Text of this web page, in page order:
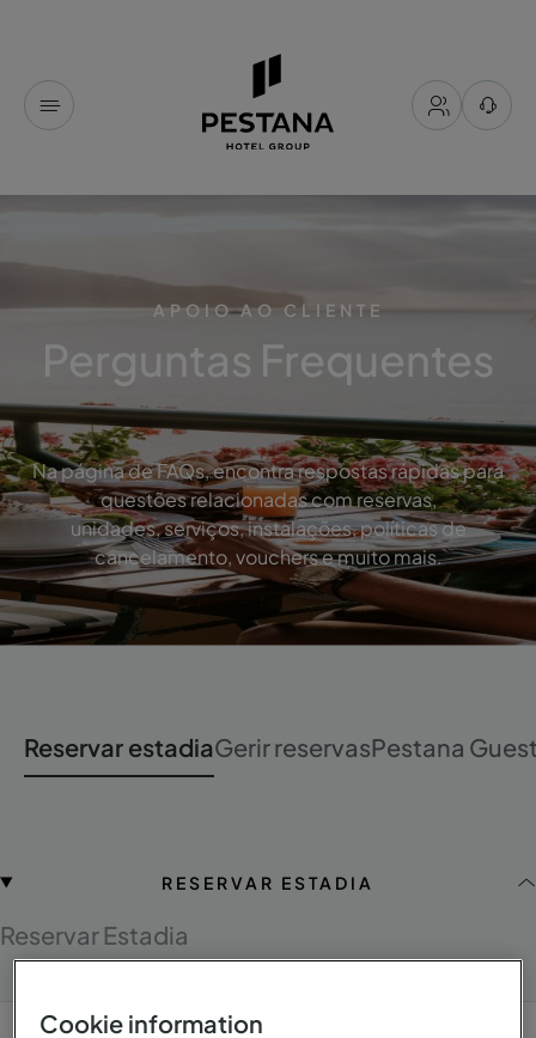
APOIO AO CLIENTE
Perguntas Frequentes
Na página de FAQs, encontra respostas rápidas para
questões relacionadas com reservas,
unidades, serviços, instalações, políticas de
cancelamento, vouchers e muito mais.
Reservar estadiaGerir reservasPestana
RESERVAR ESTADIA
Reservar Estadia
Cookie information